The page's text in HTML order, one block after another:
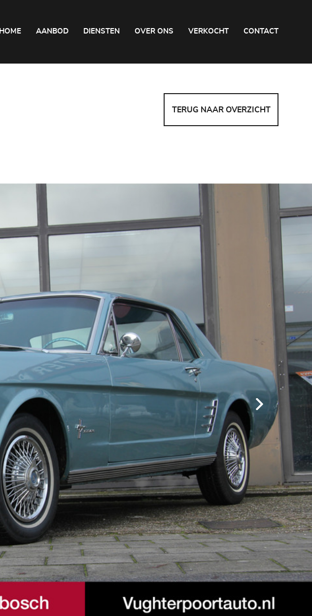
HOME AANBOD DIENSTEN OVER ONS VERKOCHT CONTACT
TERUG NAAR OVERZICHT